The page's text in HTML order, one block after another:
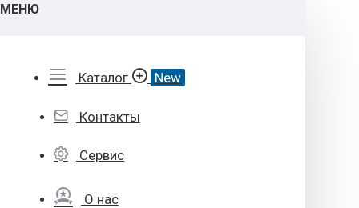
МЕНЮ
Каталог New
Контакты
Сервис
О нас